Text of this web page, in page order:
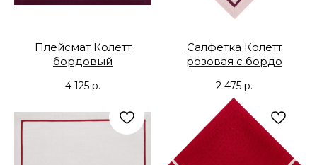
Плейсмат Колетт
бордовый
4 125 р.
Салфетка Колетт
розовая с бордо
2 475 р.